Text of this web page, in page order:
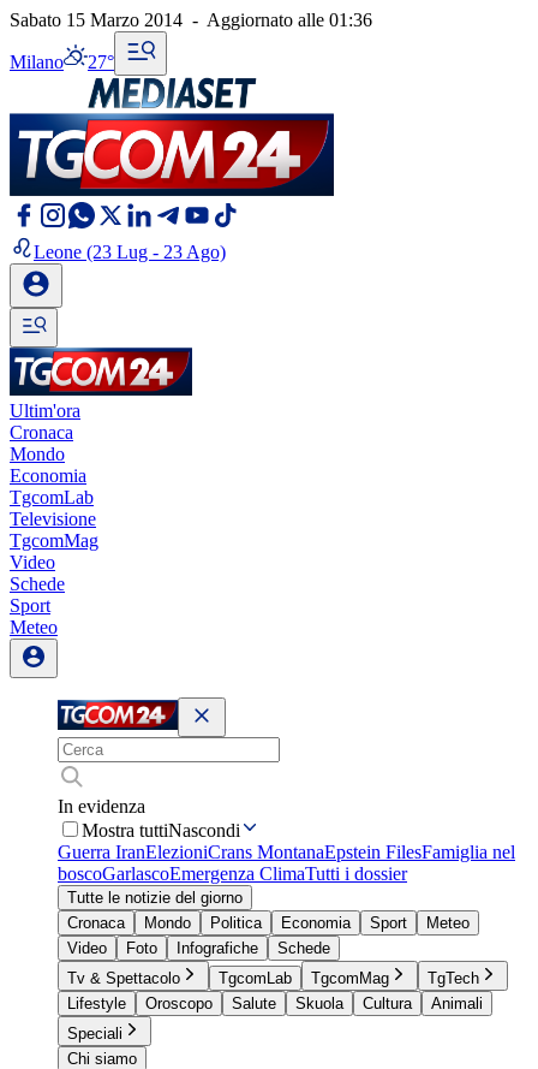
Sabato 15 Marzo 2014 - Aggiornato alle 01:36
Milano 27°
Leone (23 Lug - 23 Ago)
Ultim'ora
Cronaca
Mondo
Economia
TgcomLab
Televisione
TgcomMag
Video
Schede
Sport
Meteo
In evidenza
Mostra tuttiNascondi
Guerra IranElezioniCrans MontanaEpstein FilesFamiglia nel
boscoGarlascoEmergenza ClimaTutti i dossier
Tutte le notizie del giorno
Cronaca
Mondo Politica Economia Sport
Meteo
Video
Foto Infografiche
Schede
Tv & Spettacolo
TgcomLab TgcomMag
TgTech
Lifestyle
Oroscopo Salute Skuola Cultura
Animali
Speciali
Chi siamo